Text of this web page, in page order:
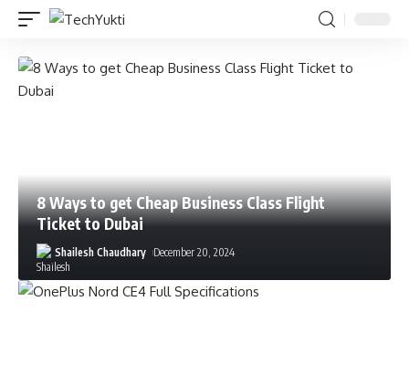
8 Ways to get Cheap Business Class Flight
Ticket to Dubai
Shailesh Chaudhary December 20, 2024